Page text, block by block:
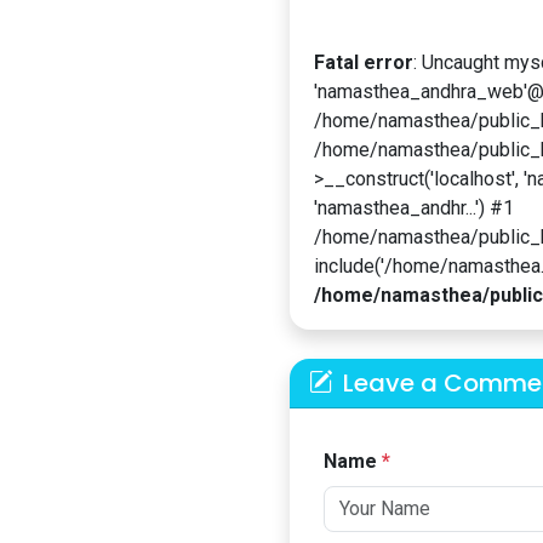
Fatal error: Uncaught
/home/namasthea/
/home/namasthea/
>__construct('localhost',
'namasthea_andhr...') #1
/home/namasthea/
include('/home/
/home/namasthea/
Leave a
Name*